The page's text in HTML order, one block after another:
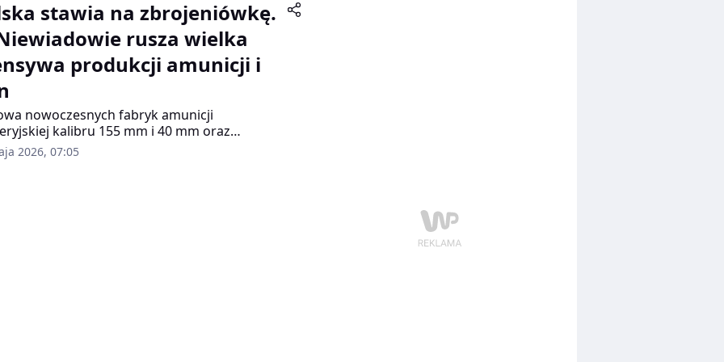
stawia na zbrojeniówkę.
rusza wielka
produkcji amunicji i
nowoczesnych fabryk amunicji
kalibru 155 mm i 40 mm oraz
produkcji min przeciwpiechotnych –
są najważniejsze plany rozwojowe
2026, 07:05